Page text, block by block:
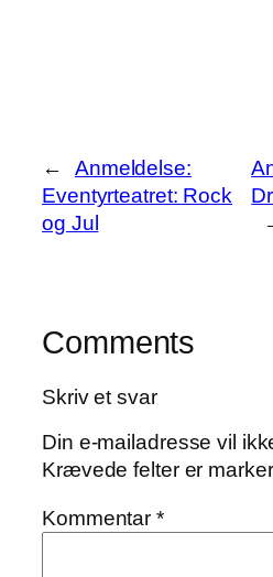
←
Anmeldelse:
Eventyrteatret: Rock
og Jul
Comments
Skriv et svar
Din e-mailadresse vil
Krævede felter er
Kommentar*